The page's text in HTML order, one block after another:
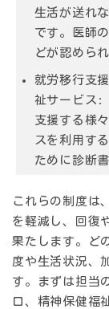
生活が送れ
です。医師
どが認めら
就労移行支
祉サービス:
支援する様
スを利用す
ために診断
これらの制度は
を軽減し、回復
果たします。ど
度や生活状況、
す。まずは担当
口、精神保健福